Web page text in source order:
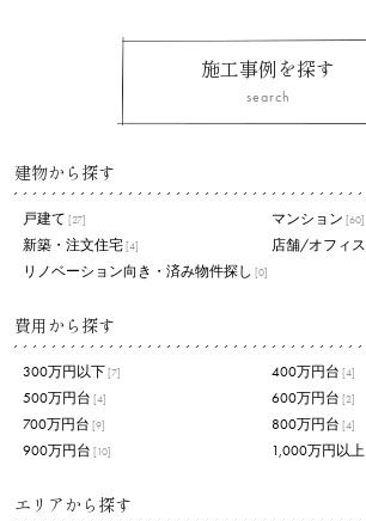
施工事例を探す
search
建物から探す
戸建て [27] マンション [60]
新築・注文住宅 [4] 店舗/オフィス
リノベーション向き・済み物件探し [0]
費用から探す
300万円以下 [7] 400万円台 [4]
500万円台 [4] 600万円台 [2]
700万円台 [9] 800万円台 [4]
900万円台 [10] 1,000万円以上
エリアから探す